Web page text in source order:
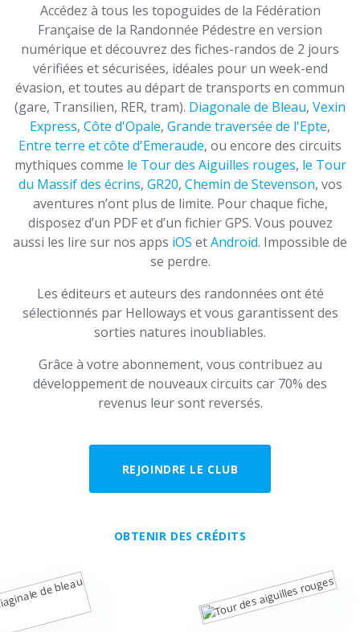
Accédez à tous les topoguides de la Fédération
Française de la Randonnée Pédestre en version
numérique et découvrez des fiches-randos de 2 jours
vérifiées et sécurisées, idéales pour un week-end
évasion, et toutes au départ de transports en commun
(gare, Transilien, RER, tram). Diagonale de Bleau, Vexin
Express, Côte d'Opale, Grande traversée de l'Epte,
Entre terre et côte d'Emeraude, ou encore des circuits
mythiques comme le Tour des Aiguilles rouges, le Tour
du Massif des écrins, GR20, Chemin de Stevenson, vos
aventures n’ont plus de limite. Pour chaque fiche,
disposez d’un PDF et d’un fichier GPS. Vous pouvez
aussi les lire sur nos apps iOS etAndroid. Impossible de
se perdre.
Les éditeurs et auteurs des randonnées ont été
sélectionnés par Helloways et vous garantissent des
sorties natures inoubliables.
Grâce à votre abonnement, vous contribuez au
développement de nouveaux circuits car 70% des
revenus leur sont reversés.
REJOINDRE LE CLUB
OBTENIR DES CRÉDITS